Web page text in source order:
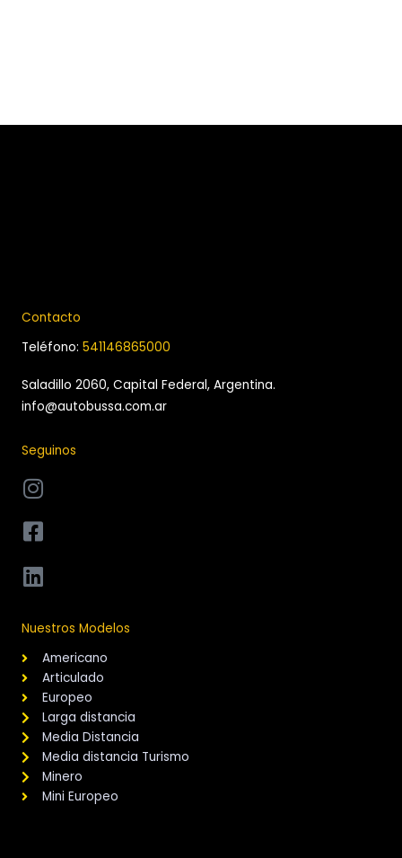
Contacto
Teléfono: 541146865000
Saladillo 2060, Capital Federal, Argentina.
info@autobussa.com.ar
Seguinos
Nuestros Modelos
Americano
Articulado
Europeo
Larga distancia
Media Distancia
Media distancia Turismo
Minero
Mini Europeo